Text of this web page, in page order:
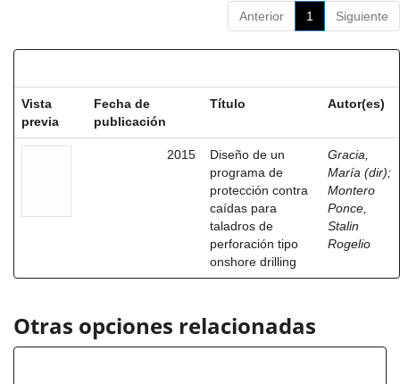
Anterior 1 Siguiente
Vista
previa
Fecha de
publicación
Título Autor(es)
2015
Diseño de un
programa de
protección contra
caídas para
taladros de
perforación tipo
onshore drilling
Gracia,
María (dir);
Montero
Ponce,
Stalin
Rogelio
Otras opciones relacionadas